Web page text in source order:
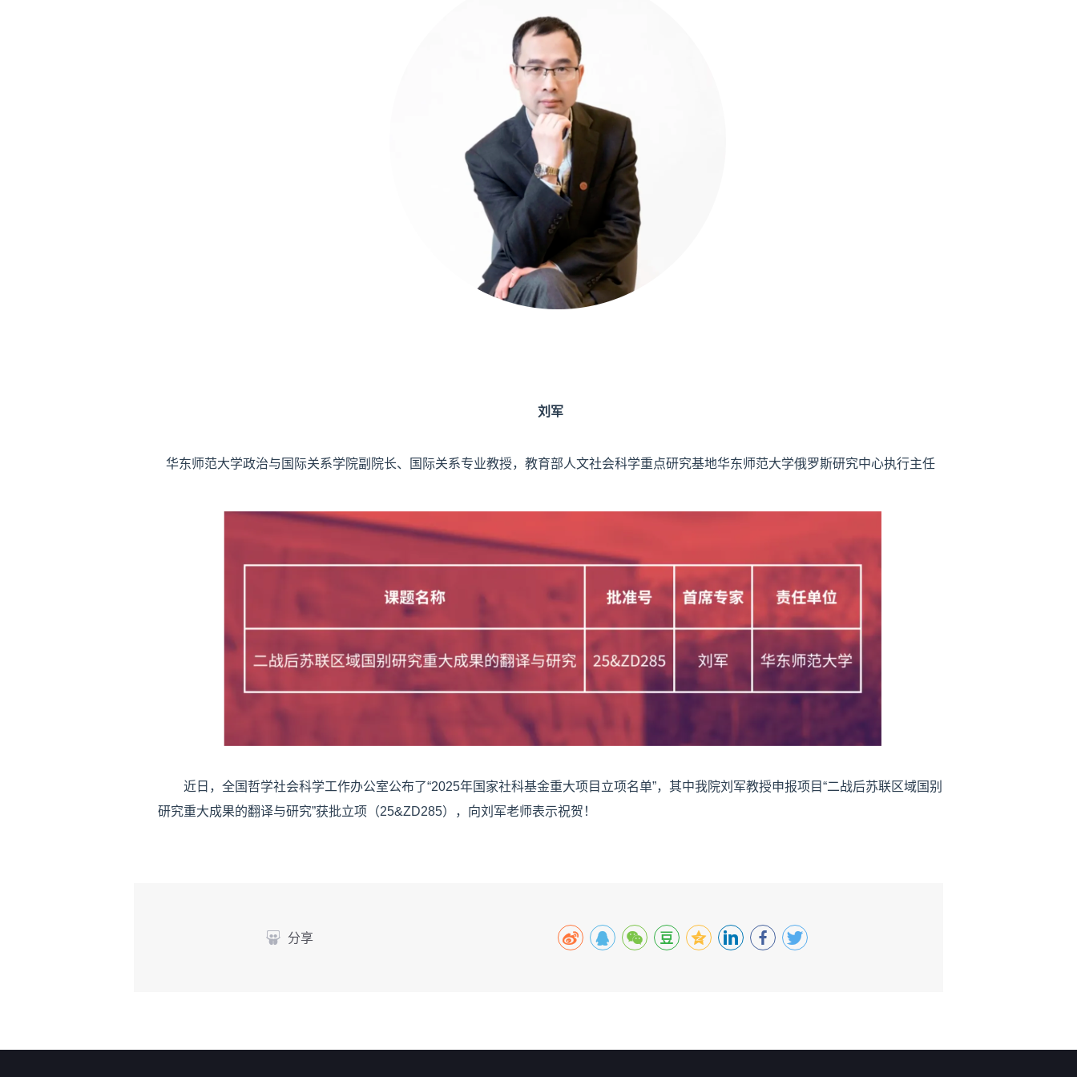
刘军
华东师范大学政治与国际关系学院副院长、国际关系专业教授，教育部人文社会科学重点研究基地华东师范大学俄罗斯研究中心执行主任
近日，全国哲学社会科学工作办公室公布了“2025年国家社科基金重大项目立项名单”，其中我院刘军教授申报项目“二战后苏联区域国别
研究重大成果的翻译与研究”获批立项（25&ZD285），向刘军老师表示祝贺！
分享